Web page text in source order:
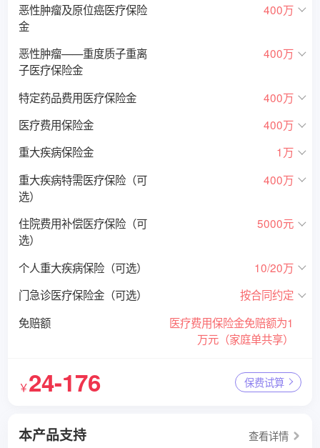
恶性肿瘤及原位癌医疗保险
金
400万
恶性肿瘤——重度质子重离
子医疗保险金
400万
特定药品费用医疗保险金
400万
医疗费用保险金
400万
重大疾病保险金
1万
重大疾病特需医疗保险（可
选）
400万
住院费用补偿医疗保险（可
选）
5000元
个人重大疾病保险（可选）
10/20万
门急诊医疗保险金（可选）
按合同约定
免赔额
医疗费用保险金免赔额为1
万元（家庭单共享）
￥24-176 保费试算
本产品支持
查看详情